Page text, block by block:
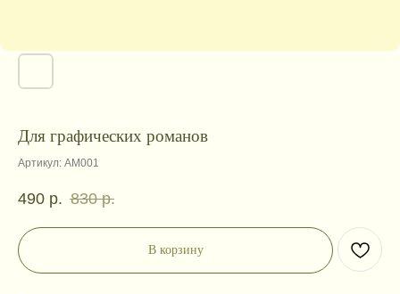
Для графических романов
Артикул: AM001
490 р. 830 р.
В корзину